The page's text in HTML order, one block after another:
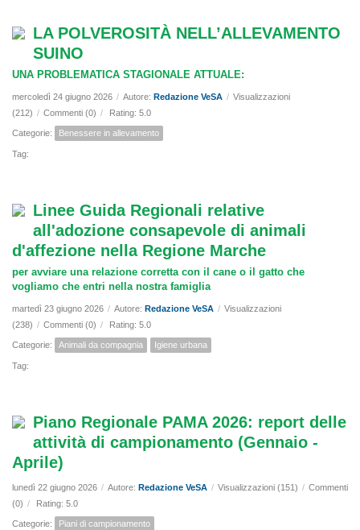
LA POLVEROSITÀ NELL’ALLEVAMENTO
SUINO
UNA PROBLEMATICA STAGIONALE ATTUALE:
mercoledì 24 giugno 2026 / Autore: Redazione VeSA / Visualizzazioni
(212) / Commenti (0) / Rating: 5.0
Categorie: Benessere in allevamento
Tag:
Linee Guida Regionali relative
all'adozione consapevole di animali
d'affezione nella Regione Marche
per avviare una relazione corretta con il cane o il gatto che
vogliamo che entri nella nostra famiglia
martedì 23 giugno 2026 / Autore: Redazione VeSA / Visualizzazioni
(238) / Commenti (0) / Rating: 5.0
Categorie: Animali da compagnia Igiene urbana
Tag:
Piano Regionale PAMA 2026: report delle
attività di campionamento (Gennaio -
Aprile)
lunedì 22 giugno 2026 / Autore: Redazione VeSA / Visualizzazioni (151) / Commenti
(0) / Rating: 5.0
Categorie: Piani di campionamento